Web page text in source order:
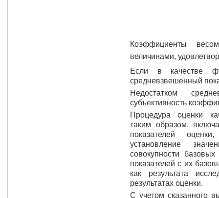
Коэффициенты
величинами,
Если в качестве
средневзвешенный
Недостатком
субъективность
Процедура оценки
таким образом,
показателей
установление
совокупности
показателей с их
как результата
результатах оценки.
С учетом сказанного